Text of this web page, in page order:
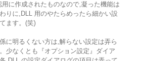
に作成されたものなので,凝った機能は
りに,DLL 用のやたらめったら細かい設
ます。(笑)
に明るくない方は,解らない設定は弄ら
少なくとも『オプション設定』ダイア